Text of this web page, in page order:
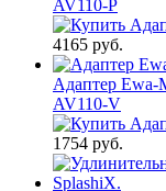
AV110-P
4165 руб.
Адаптер Ewa-
AV110-V
1754 руб.